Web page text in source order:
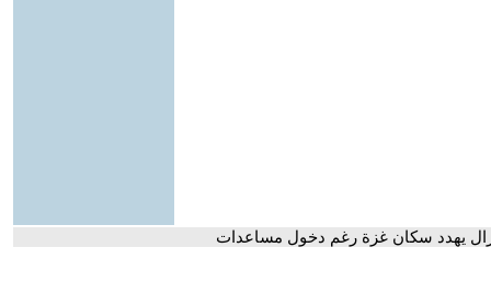
يهدد سكان غزة رغم دخول مساعدات